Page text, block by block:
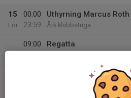
15
Lör
00:00
23:59
Uthyrning Marcus Roth
Årk klubbstuga
09:00
Regatta
Uthyrning Marcus Roth